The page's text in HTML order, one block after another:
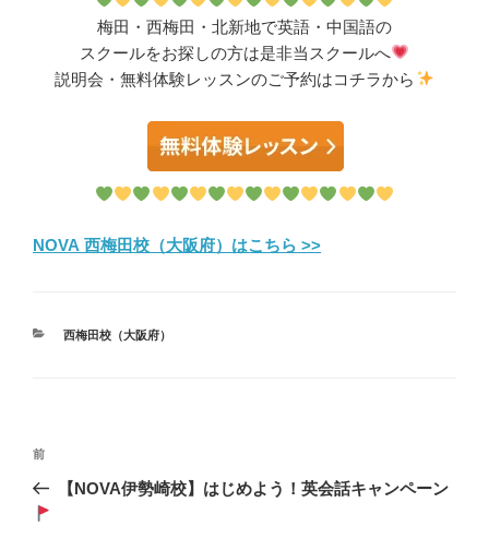
梅田・西梅田・北新地で英語・中国語の
スクールをお探しの方は是非当スクールへ
説明会・無料体験レッスンのご予約はコチラから
NOVA 西梅田校（大阪府）はこちら >>
カ
西梅田校（大阪府）
投
ナ
前
の
投
前
【NOVA伊勢崎校】はじめよう！英会話キャンペーン